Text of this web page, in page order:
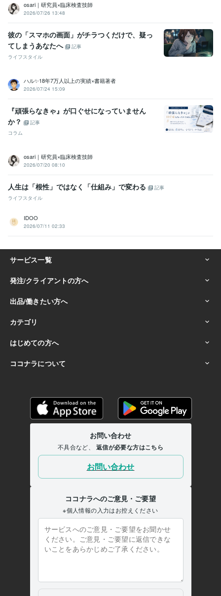
osari｜研究員×臨床検査技師
2026/07/26 13:48
彼の「スマホの画面」がチラつくだけで、疑っ
てしまうあなたへ
記事
ライフスタイル
ハル✨18年7万人以上の実績×書籍著者
2026/07/24 15:09
『頑張らなきゃ』が口ぐせになっていません
か？
記事
コラム
osari｜研究員×臨床検査技師
2026/07/20 08:10
人生は「根性」ではなく「仕組み」で変わる
記事
ライフスタイル
IDOO
2026/07/11 02:33